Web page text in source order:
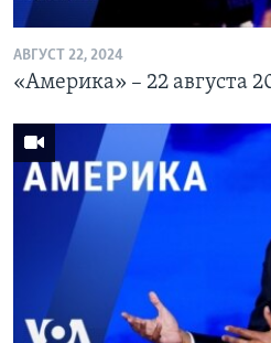
АВГУСТ 22, 2024
«Америка» – 22 августа